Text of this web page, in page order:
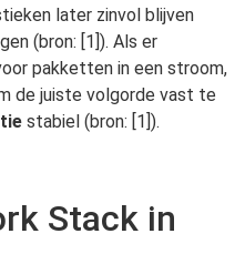
later zinvol blijven
(bron: [1]). Als er
pakketten in een stroom,
de juiste volgorde vast te
stabiel (bron: [1]).
Stack in